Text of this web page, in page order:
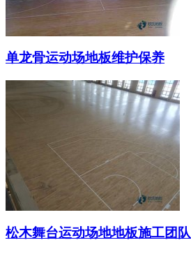
单龙骨运动场地板维护保养
松木舞台运动场地地板施工团队